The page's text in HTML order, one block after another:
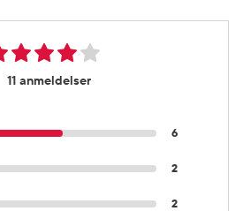
11 anmeldelser
6
2
2